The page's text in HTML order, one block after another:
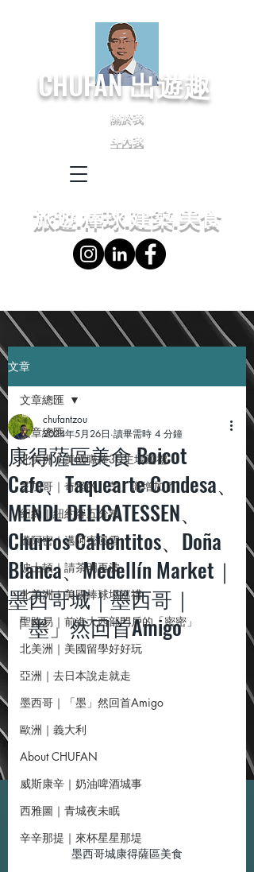
CHUFAN出遊趣
關於我
斗內我
旅遊.棒球.建築.美食
文章
文章總匯
北美洲｜美國職棒30主場巡禮
芝加哥｜奇怪的「芝」識增加了
紐約｜紐約客五分熟
邁阿密｜邁阿密風雲
波士頓｜請茶明再波
北美洲｜美國棒球場巡禮
聖路易｜前進大西部門戶的「密密」
北美洲｜美國留學好好玩
亞洲｜去日本說走就走
墨西哥｜「墨」然回首Amigo
歐洲｜義大利
About CHUFAN
威斯康辛｜奶油啤酒城事
西雅圖｜青城夜未眠
辛辛那提｜來杯星星那堤
文章總匯
康得薩區美食 Boicot
Cafe、Taquearte Condesa、
MENDL DELICATESSEN、
Churros Calientitos、Doña
Blanca、Medellín Market｜
墨西哥城｜墨西哥｜
「墨」然回首Amigo
chufantzou
2024年5月26日 讀畢需時 4 分鐘
墨西哥城康得薩區美食